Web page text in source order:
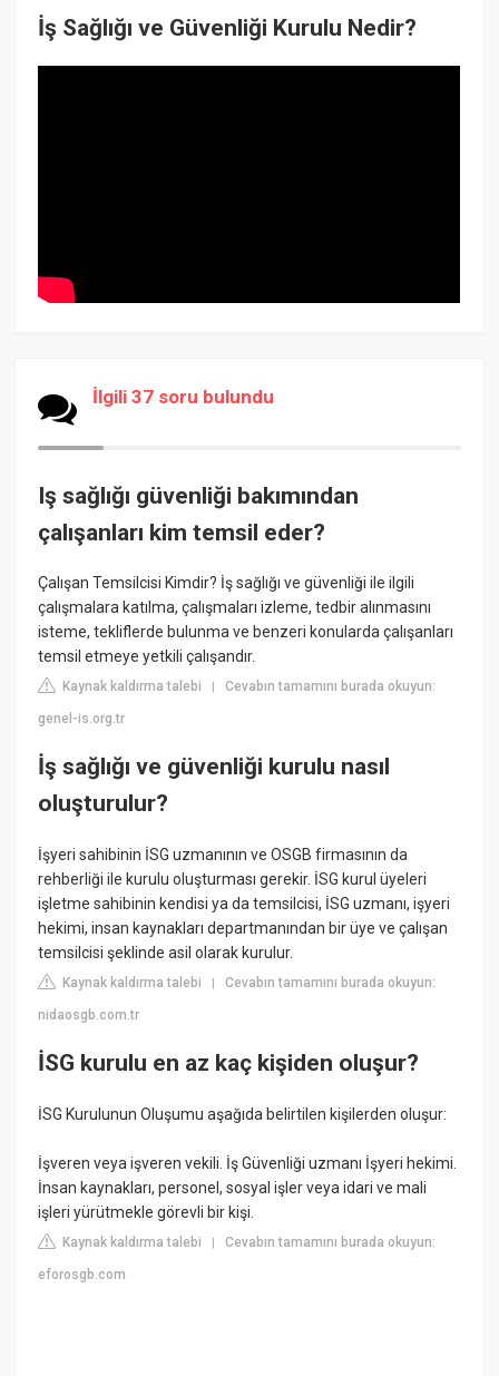
İş Sağlığı ve Güvenliği Kurulu Nedir?
İlgili 37 soru bulundu
Iş sağlığı güvenliği bakımından
çalışanları kim temsil eder?
Çalışan Temsilcisi Kimdir? İş sağlığı ve güvenliği ile ilgili
çalışmalara katılma, çalışmaları izleme, tedbir alınmasını
isteme, tekliflerde bulunma ve benzeri konularda çalışanları
temsil etmeye yetkili çalışandır.
Kaynak kaldırma talebi |Cevabın tamamını burada okuyun:
genel-is.org.tr
İş sağlığı ve güvenliği kurulu nasıl
oluşturulur?
İşyeri sahibinin İSG uzmanının ve OSGB firmasının da
rehberliği ile kurulu oluşturması gerekir. İSG kurul üyeleri
işletme sahibinin kendisi ya da temsilcisi, İSG uzmanı, işyeri
hekimi, insan kaynakları departmanından bir üye ve çalışan
temsilcisi şeklinde asil olarak kurulur.
Kaynak kaldırma talebi |Cevabın tamamını burada okuyun:
nidaosgb.com.tr
İSG kurulu en az kaç kişiden oluşur?
İSG Kurulunun Oluşumu aşağıda belirtilen kişilerden oluşur:
İşveren veya işveren vekili. İş Güvenliği uzmanı İşyeri hekimi.
İnsan kaynakları, personel, sosyal işler veya idari ve mali
işleri yürütmekle görevli bir kişi.
Kaynak kaldırma talebi |Cevabın tamamını burada okuyun:
eforosgb.com